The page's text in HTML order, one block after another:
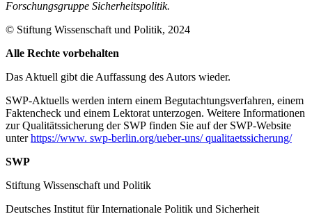
Forschungsgruppe Sicherheitspolitik.
© Stiftung Wissenschaft und Politik, 2024
Alle Rechte vorbehalten
Das Aktuell gibt die Auf­fassung des Autors wieder.
SWP-Aktuells werden intern einem Begutachtungsverfah­ren, einem
Faktencheck und einem Lektorat unterzogen. Weitere Informationen
zur Qualitätssicherung der SWP finden Sie auf der SWP-Website
unterhttps://www. swp-berlin.org/ueber-uns/ qualitaetssicherung/
SWP
Stiftung Wissenschaft und Politik
Deutsches Institut für Internationale Politik und Sicherheit